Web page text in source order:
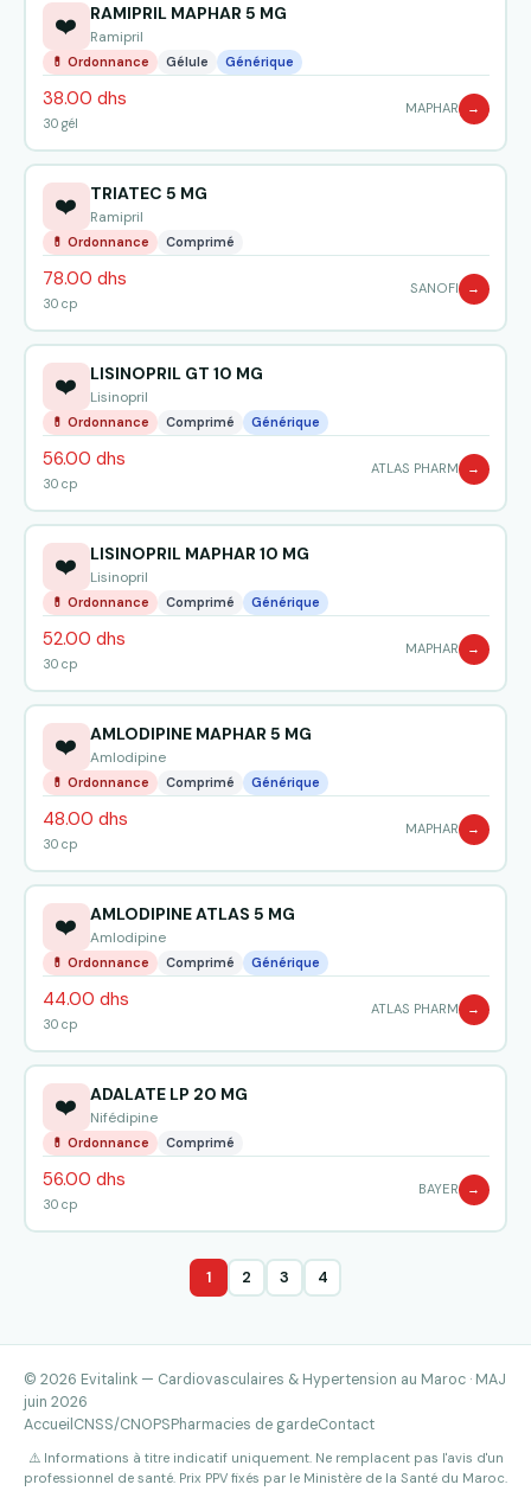
❤️ RAMIPRIL MAPHAR 5 MG
Ramipril
💊 Ordonnance Gélule Générique
38.00 dhs
30 gél
MAPHAR →
❤️ TRIATEC 5 MG
Ramipril
💊 Ordonnance Comprimé
78.00 dhs
30 cp
SANOFI →
❤️ LISINOPRIL GT 10 MG
Lisinopril
💊 Ordonnance Comprimé Générique
56.00 dhs
30 cp
ATLAS PHARM →
❤️ LISINOPRIL MAPHAR 10 MG
Lisinopril
💊 Ordonnance Comprimé Générique
52.00 dhs
30 cp
MAPHAR →
❤️ AMLODIPINE MAPHAR 5 MG
Amlodipine
💊 Ordonnance Comprimé Générique
48.00 dhs
30 cp
MAPHAR →
❤️ AMLODIPINE ATLAS 5 MG
Amlodipine
💊 Ordonnance Comprimé Générique
44.00 dhs
30 cp
ATLAS PHARM →
❤️ ADALATE LP 20 MG
Nifédipine
💊 Ordonnance Comprimé
56.00 dhs
30 cp
BAYER →
1 2 3 4
© 2026 Evitalink — Cardiovasculaires & Hypertension au Maroc · MAJ
juin 2026
Accueil CNSS/CNOPSPharmacies de gardeContact
⚠️ Informations à titre indicatif uniquement. Ne remplacent pas l'avis d'un
professionnel de santé. Prix PPV fixés par le Ministère de la Santé du Maroc.